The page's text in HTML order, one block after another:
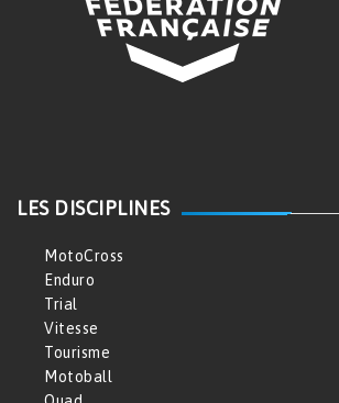
LES DISCIPLINES
MotoCross
Enduro
Trial
Vitesse
Tourisme
Motoball